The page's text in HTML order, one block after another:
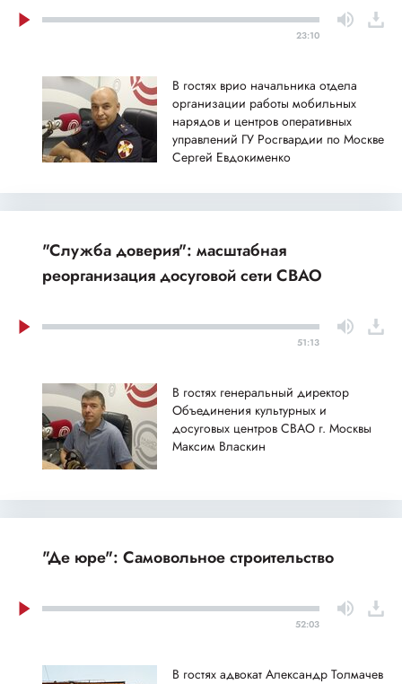
23:10
В гостях врио начальника отдела
организации работы мобильных
нарядов и центров оперативных
управлений ГУ Росгвардии по Москве
Сергей Евдокименко
"Служба доверия": масштабная
реорганизация досуговой сети СВАО
51:13
В гостях генеральный директор
Объединения культурных и
досуговых центров СВАО г. Москвы
Максим Власкин
"Де юре": Самовольное строительство
52:03
В гостях адвокат Александр Толмачев